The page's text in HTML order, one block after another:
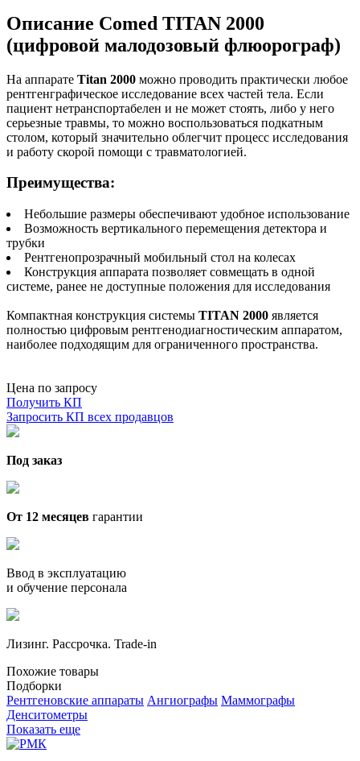
Описание Comed TITAN 2000
(цифровой малодозовый флюорограф)
На аппарате Titan 2000 можно проводить практически любое
рентгенграфическое исследование всех частей тела. Если
пациент нетранспортабелен и не может стоять, либо у него
серьезные травмы, то можно воспользоваться подкатным
столом, который значительно облегчит процесс исследования
и работу скорой помощи с травматологией.
Преимущества:
Небольшие размеры обеспечивают удобное использование
Возможность вертикального перемещения детектора и
трубки
Рентгенопрозрачный мобильный стол на колесах
Конструкция аппарата позволяет совмещать в одной
системе, ранее не доступные положения для исследования
Компактная конструкция системы TITAN 2000 является
полностью цифровым рентгенодиагностическим аппаратом,
наиболее подходящим для ограниченного пространства.
Цена по запросу
Получить КП
Запросить КП всех продавцов
Под заказ
От 12 месяцев гарантии
Ввод в эксплуатацию
и обучение персонала
Лизинг. Рассрочка. Trade-in
Похожие товары
Подборки
Рентгеновские аппараты Ангиографы Маммографы
Денситометры
Показать еще